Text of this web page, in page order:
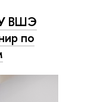
ВШЭ
по